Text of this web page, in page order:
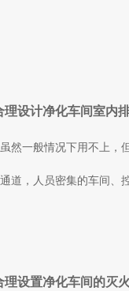
理设计净化车间室内
然一般情况下用不上，
道，人员密集的车间、
理设置净化车间的灭